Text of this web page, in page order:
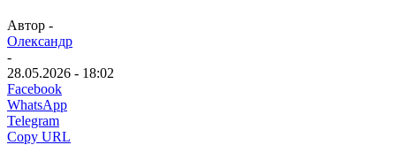
Автор -
Олександр
-
28.05.2026 - 18:02
Facebook
WhatsApp
Telegram
Copy URL